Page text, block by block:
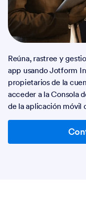
Reúna, rastree y
app usando Jotform
propietarios de la
acceder a la Consola
de la aplicación móvil